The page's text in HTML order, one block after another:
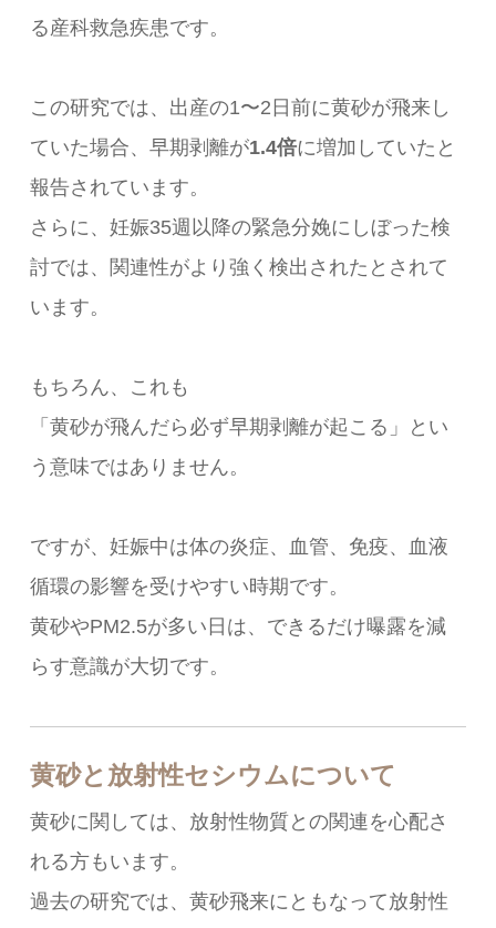
る産科救急疾患です。
この研究では、出産の1〜2日前に黄砂が飛来し
ていた場合、早期剥離が1.4倍に増加していたと
報告されています。
さらに、妊娠35週以降の緊急分娩にしぼった検
討では、関連性がより強く検出されたとされて
います。
もちろん、これも
「黄砂が飛んだら必ず早期剥離が起こる」とい
う意味ではありません。
ですが、妊娠中は体の炎症、血管、免疫、血液
循環の影響を受けやすい時期です。
黄砂やPM2.5が多い日は、できるだけ曝露を減
らす意識が大切です。
黄砂と放射性セシウムについて
黄砂に関しては、放射性物質との関連を心配さ
れる方もいます。
過去の研究では、黄砂飛来にともなって放射性